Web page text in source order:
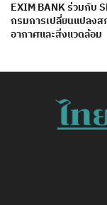
EXIM BANK ร่วมกับ
กรมการเปลี่ยนแปลง
อากาศและสิ่งแวดล้อม